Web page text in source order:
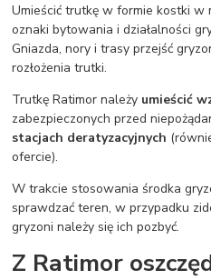
Umieścić trutkę w formie kostki w
oznaki bytowania i działalności
Gniazda, nory i trasy przejść
rozłożenia trutki.
Trutkę Ratimor należy umieścić
zabezpieczonych przed
stacjach deratyzacyjnych
ofercie).
W trakcie stosowania środka
sprawdzać teren, w przypadku
gryzoni należy się ich pozbyć.
Z Ratimor